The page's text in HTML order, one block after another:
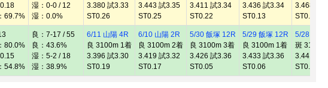
69.7%
湿：0-0 / 12
湿：0.0%
3.380 試3.33
ST0.26
3.443 試3.35
ST0.25
3.411 試3.34
ST0.22
3.436 試3.34
ST0.13
3.468 試
ST0.18
80.0%
54.8%
良：7-17 / 55
良：43.6%
湿：5-2 / 18
湿：38.9%
6/11 山陽 4R
良 3100m 1着
3.396 試3.30
ST0.19
6/10 山陽 2R
良 3100m 2着
3.419 試3.32
ST0.17
5/30 飯塚 12R
良 3100m 3着
3.426 試3.36
ST0.05
5/29 飯塚 12R
良 3100m 1着
3.433 試3.36
ST0.06
5/28 飯塚
斑
3.441 試
ST0.12